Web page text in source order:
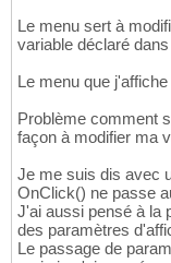
Le menu sert à
variable déclaré
Le menu que
Problème comment
façon à modifier ma
Je me suis dis avec
OnClick() ne passe
J'ai aussi pensé à la
des paramètres
Le passage de